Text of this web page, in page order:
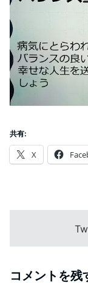
共有:
X
コメントを残